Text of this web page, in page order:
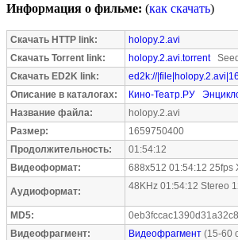
Информация о фильме: (как скачать)
Скачать HTTP link:
holopy.2.avi
Скачать Torrent link:
holopy.2.avi.torrent
Скачать ED2K link:
ed2k://
Описание в каталогах:
Кино-Театр.РУ
Название файла:
holopy.2.avi
Размер:
1659750400
Продолжительность:
01:54:12
Видеоформат:
688x512 01:54:12 25fps
Аудиоформат: 48KHz 01:54:12 Stereo
MD5:
Видеофрагмент:
Видеофрагмент (15-60